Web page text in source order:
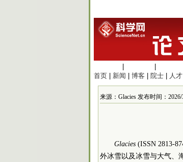
首页
新闻 博客 院士 人才
来源：Glacies 发布时间：2026/
Glacies (ISSN 2813-
外冰雪以及冰雪与大气、